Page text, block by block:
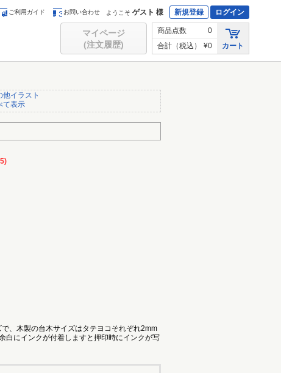
ご利用ガイド お問い合わせ ようこそ ゲスト 様 新規登録 ログイン
マイページ
(注文履歴)
商品点数
0
合計（税込）
¥0 カート
他イラスト
て表示
、木製の台木サイズはタテヨコそれぞれ2mm
白にインクが付着しますと押印時にインクが写